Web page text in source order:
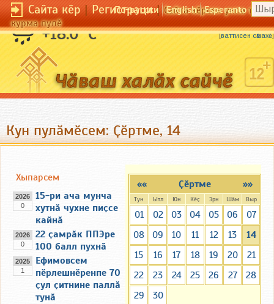
Сайта кӗр|Регистраци|Сайта кӗрсен унпа
курма пулӗ
По-русски English Esperanto
+18.0 °C Мухтанчӑкӑн пуш енчӗк.
[ваттисен сӑмахӗ]
Кун пулӑмӗсем: Ҫӗртме, 14
»»
«« Ҫӗртме
Тун Ытл Юн Кӗҫ Эрн Шӑм Выр
01 02 03 04 05 06
07
08
09 10 11 12 13
14
15
16 17 18 19 20
21
22
23 24 25 26 27
28
29
30
Хыпарсем
2026
0
15-ри ача мунча
хутнӑ чухне пиҫсе
кайнӑ
2026
0
22 ҫамрӑк ППЭре
100 балл пухнӑ
2025
1
Ефимовсем
пӗрлешнӗренпе 70
ҫул ҫитнине паллӑ
тунӑ